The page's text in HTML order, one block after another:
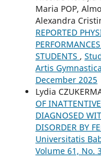
Maria POP,
Alexandra
REPORTED
STUDENTS ,
Artis
December 2025
Lydia
OF
DIAGNOSED
DISORDER BY
Universitatis
Volume 61, No.